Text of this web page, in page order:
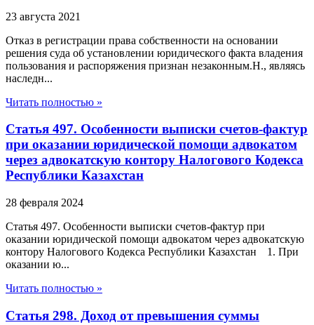
23 августа 2021
Отказ в регистрации права собственности на основании
решения суда об установлении юридического факта владения
пользования и распоряжения признан незаконным.Н., являясь
наследн...
Читать полностью »
Статья 497. Особенности выписки счетов-фактур
при оказании юридической помощи адвокатом
через адвокатскую контору Налогового Кодекса
Республики Казахстан
28 февраля 2024
Статья 497. Особенности выписки счетов-фактур при
оказании юридической помощи адвокатом через адвокатскую
контору Налогового Кодекса Республики Казахстан 1. При
оказании ю...
Читать полностью »
Статья 298. Доход от превышения суммы